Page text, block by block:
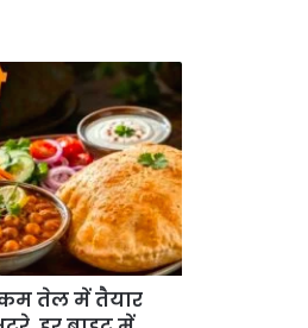
कम तेल में तैयार